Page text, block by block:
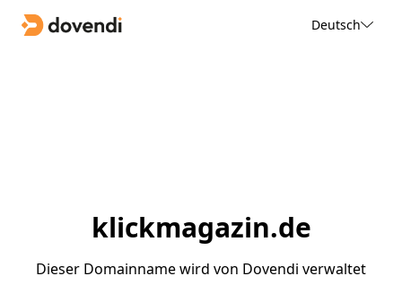
Deutsch
klickmagazin.de
Dieser Domainname wird von Dovendi verwaltet